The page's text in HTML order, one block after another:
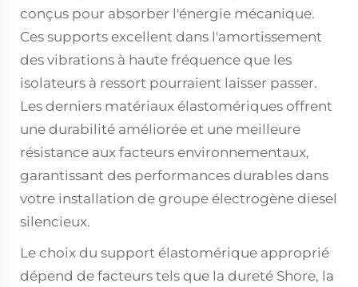
conçus pour absorber l'énergie mécanique.
Ces supports excellent dans l'amortissement
des vibrations à haute fréquence que les
isolateurs à ressort pourraient laisser passer.
Les derniers matériaux élastomériques offrent
une durabilité améliorée et une meilleure
résistance aux facteurs environnementaux,
garantissant des performances durables dans
votre installation de groupe électrogène diesel
silencieux.
Le choix du support élastomérique approprié
dépend de facteurs tels que la dureté Shore, la